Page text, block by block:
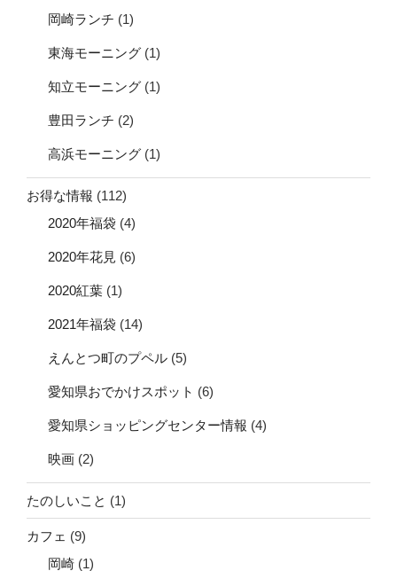
岡崎ランチ (1)
東海モーニング (1)
知立モーニング (1)
豊田ランチ (2)
高浜モーニング (1)
お得な情報 (112)
2020年福袋 (4)
2020年花見 (6)
2020紅葉 (1)
2021年福袋 (14)
えんとつ町のプペル (5)
愛知県おでかけスポット (6)
愛知県ショッピングセンター情報 (4)
映画 (2)
たのしいこと (1)
カフェ (9)
岡崎 (1)